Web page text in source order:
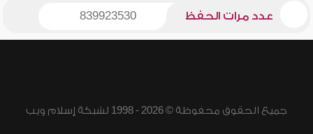
عدد مرات الحفظ 839923530
جميع الحقوق محفوظة © 2026 - 1998 لشبكة إسلام ويب